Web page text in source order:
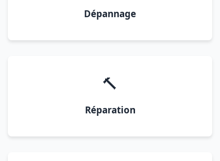
Dépannage
🔨
Réparation